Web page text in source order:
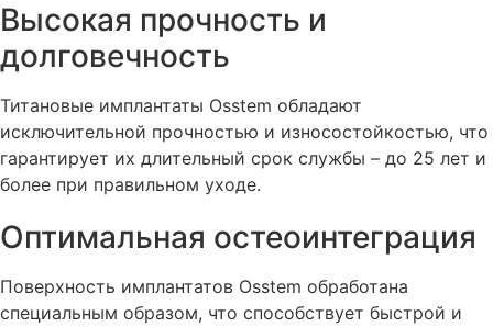
Высокая прочность и
долговечность
Титановые имплантаты Osstem обладают
исключительной прочностью и износостойкостью, что
гарантирует их длительный срок службы – до 25 лет и
более при правильном уходе.
Оптимальная остеоинтеграция
Поверхность имплантатов Osstem обработана
специальным образом, что способствует быстрой и